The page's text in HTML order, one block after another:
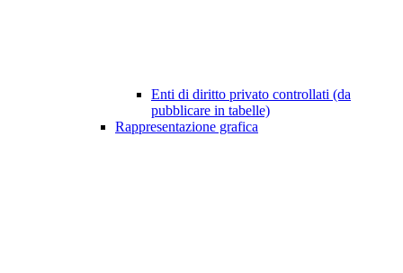
Enti di diritto privato controllati (da
pubblicare in tabelle)
Rappresentazione grafica